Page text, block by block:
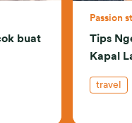
buat
Passion
Tips
Kapal
travel